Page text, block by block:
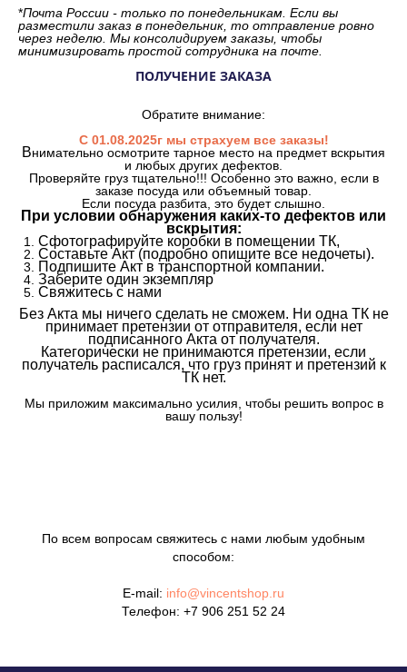
*Почта России - только по понедельникам. Если вы
разместили заказ в понедельник, то отправление ровно
через неделю. Мы консолидируем заказы, чтобы
минимизировать простой сотрудника на почте.
ПОЛУЧЕНИЕ ЗАКАЗА
Обратите внимание:
С 01.08.2025г мы страхуем все заказы!
Внимательно осмотрите тарное место на предмет вскрытия
и любых других дефектов.
Проверяйте груз тщательно!!! Особенно это важно, если в
заказе посуда или объемный товар.
Если посуда разбита, это будет слышно.
При условии обнаружения каких-то дефектов или
вскрытия:
Сфотографируйте коробки в помещении ТК,
Составьте Акт (подробно опишите все недочеты).
Подпишите Акт в транспортной компании.
Заберите один экземпляр
Свяжитесь с нами
Без Акта мы ничего сделать не сможем. Ни одна ТК не
принимает претензии от отправителя, если нет
подписанного Акта от получателя.
Категорически не принимаются претензии, если
получатель расписался, что груз принят и претензий к
ТК нет.
Мы приложим максимально усилия, чтобы решить вопрос в
вашу пользу!
По всем вопросам свяжитесь с нами любым удобным
способом:
E-mail: info@vincentshop.ru
Телефон: +7 906 251 52 24